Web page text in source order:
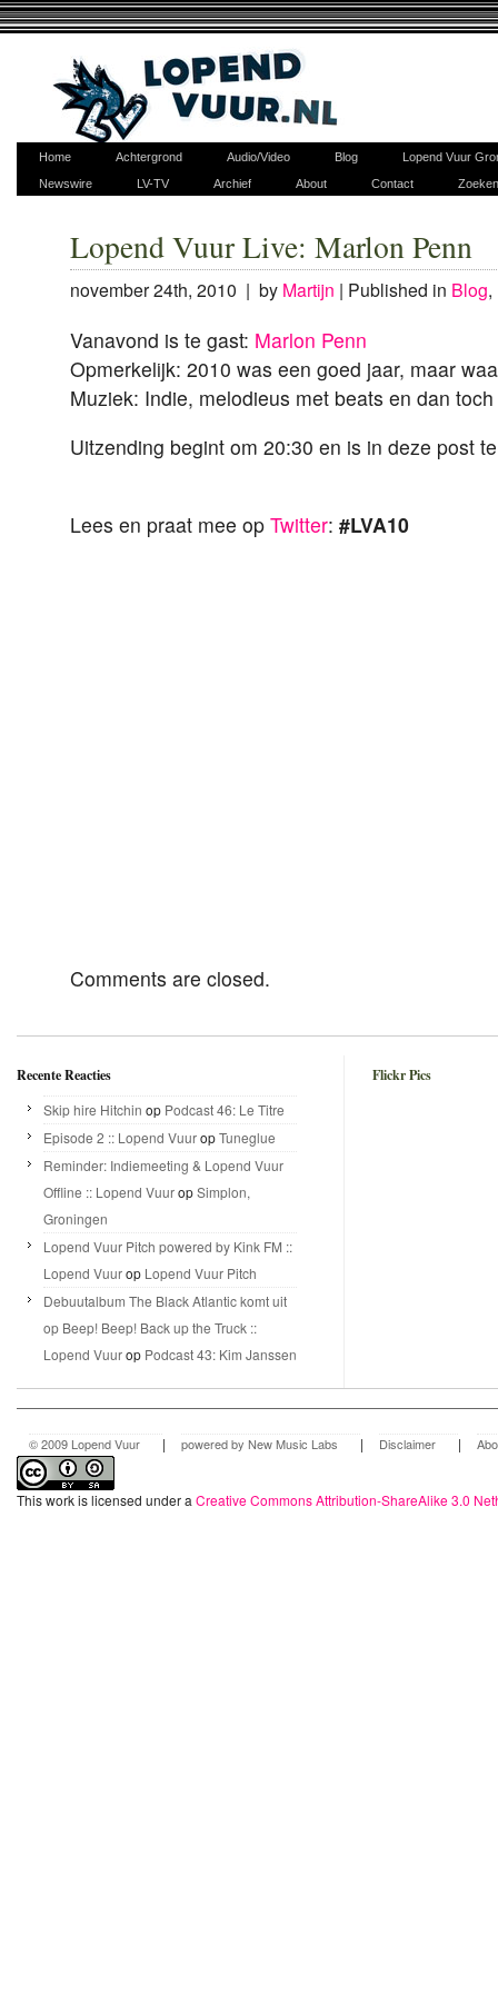
Home Achtergrond Audio/Video Blog
Lopend Vuur
Newswire
LV-TV Archief About Contact Zoeken
Lopend Vuur Live: Marlon Penn
november 24th, 2010 | by Martijn | Published in Blog,
Vanavond is te gast: Marlon Penn
Opmerkelijk: 2010 was een goed jaar, maar
Muziek: Indie, melodieus met beats en dan
Uitzending begint om 20:30 en is in deze post
Lees en praat mee op Twitter: #LVA10
Comments are closed.
Recente Reacties
Skip hire Hitchin op Podcast 46: Le Titre
Episode 2 :: Lopend VuuropTuneglue
Reminder: Indiemeeting & Lopend Vuur
Offline :: Lopend VuuropSimplon,
Groningen
Lopend Vuur Pitch powered by Kink FM ::
Lopend Vuurop Lopend Vuur Pitch
Debuutalbum The Black Atlantic komt uit
op Beep! Beep! Back up the Truck ::
Lopend Vuurop Podcast 43: Kim Janssen
Flickr Pics
© 2009 Lopend Vuur | powered by New Music Labs | Disclaimer |
This work is licensed under a Creative Commons Attribution-ShareAlike 3.0